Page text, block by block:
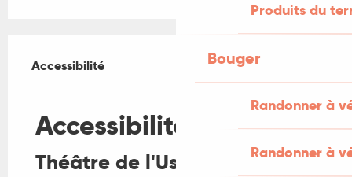
Produits du
Bouger
Randonner à
Randonner à
Accessibilité
Accessibilité
Fermer
Accessibilité
Théâtre de l'Usine